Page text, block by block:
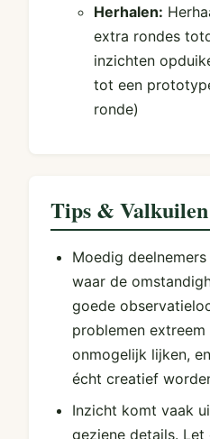
Herhalen:
extra rondes
inzichten
tot een
ronde)
Tips & Valkuilen
Moedig
waar de
goede
problemen
onmogelijk lijken,
écht creatief
Inzicht komt vaak
geziene details.